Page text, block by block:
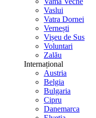
Vaslui
Vatra Dornei
Vernești
Vișeu de Sus
Voluntari
Zalău
Internațional
Austria
Belgia
Bulgaria
Cipru
Danemarca